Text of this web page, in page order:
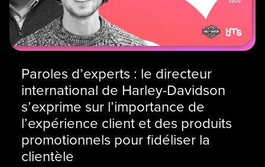
Paroles d’experts : le directeur
international de Harley-Davidson
s’exprime sur l’importance de
l’expérience client et des produits
promotionnels pour fidéliser la
clientèle